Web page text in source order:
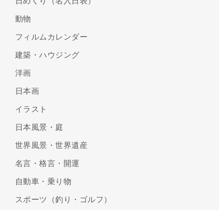
動物
フィルムカレンダー
建築・ハウジング
洋画
日本画
イラスト
日本風景・庭
世界風景・世界遺産
名言・格言・開運
自動車・乗り物
スポーツ（釣り・ゴルフ）